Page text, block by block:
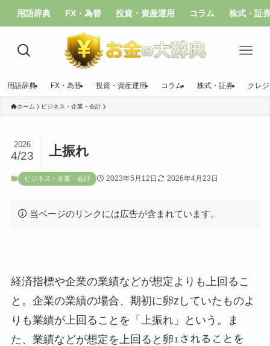
用語辞典 FX・為替 投資・資産運用 コラム 株式・証
用語辞典 FX・為替 投資・資産運用 コラム 株式・証券 クレ
ホーム ビジネス・企業・会計
上振れ
2026
4/23
ビジネス・企業・会計 2023年5月12日 2026年4月23日
当ページのリンクには広告が含まれています。
経済指標や企業の業績などが想定よりも上回るこ
と。企業の業績の場合、期初に卵zしていたものよ
りも業績が上回ることを「上振れ」という。ま
た、業績などが想定を上回ると卵ｪされることを